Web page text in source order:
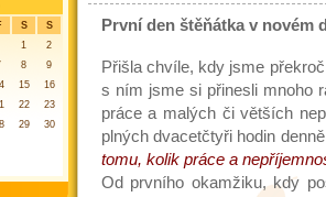
První den štěňátka v novém
Přišla chvíle, kdy jsme
s ním jsme si přinesli mnoho
práce a malých či větších
plných dvacetčtyři hodin
tomu, kolik práce a
Od prvního okamžiku, kdy
S S
1
2
8
9
15
16
22
23
29
30